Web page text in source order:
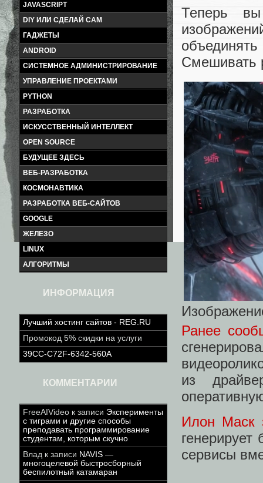
JAVASCRIPT
DIY ИЛИ СДЕЛАЙ САМ
ГАДЖЕТЫ
ANDROID
СИСТЕМНОЕ АДМИНИСТРИРОВАНИЕ
УПРАВЛЕНИЕ ПРОЕКТАМИ
PYTHON
РАЗРАБОТКА
ИСКУССТВЕННЫЙ ИНТЕЛЛЕКТ
OPEN SOURCE
БУДУЩЕЕ ЗДЕСЬ
ВЕБ-РАЗРАБОТКА
КОСМОНАВТИКА
РАЗРАБОТКА ВЕБ-САЙТОВ
GOOGLE
ЖЕЛЕЗО
LINUX
АЛГОРИТМЫ
ИНФОРМАЦИЯ
Лучший хостинг сайтов - REG.RU
Промокод 5% скидки на услуги
39CC-C72F-6342-560A
КОММЕНТАРИИ
FreeAIVideo к записи Эксперименты
с тиграми и другие способы
преподавать программирование
студентам, которым скучно
Влад к записи NAVIS —
многоцелевой быстросборный
беспилотный катамаран
Теперь вы
Смешивать
Ранее
из
Илон Маск
сервисы